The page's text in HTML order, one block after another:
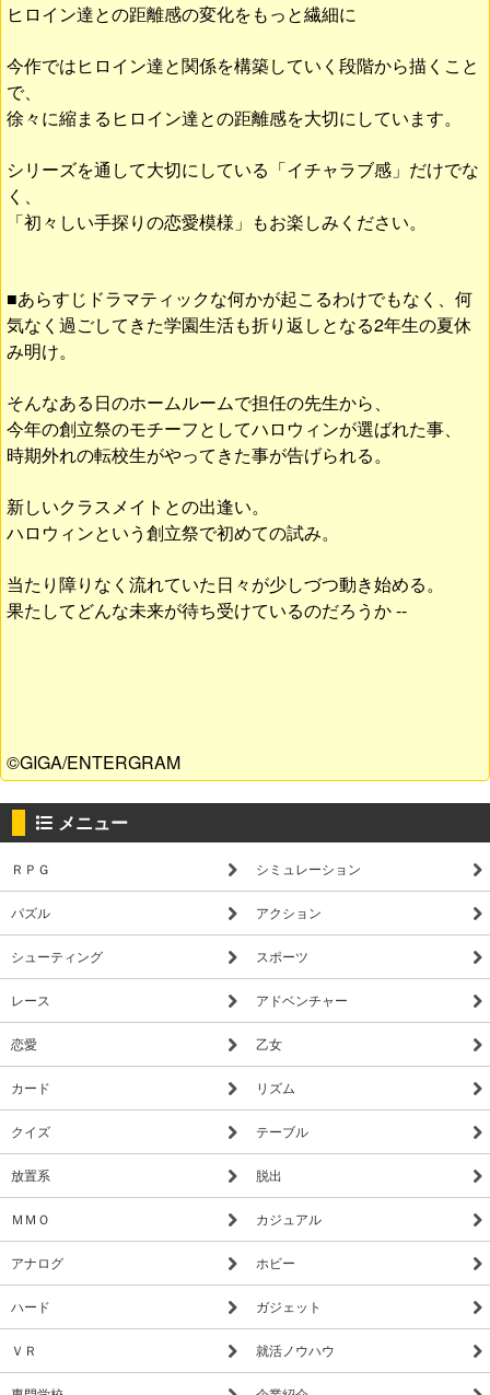
ヒロイン達との距離感の変化をもっと繊細に
今作ではヒロイン達と関係を構築していく段階から描くこと
で、
徐々に縮まるヒロイン達との距離感を大切にしています。
シリーズを通して大切にしている「イチャラブ感」だけでな
く、
「初々しい手探りの恋愛模様」もお楽しみください。
■あらすじドラマティックな何かが起こるわけでもなく、何
気なく過ごしてきた学園生活も折り返しとなる2年生の夏休
み明け。
そんなある日のホームルームで担任の先生から、
今年の創立祭のモチーフとしてハロウィンが選ばれた事、
時期外れの転校生がやってきた事が告げられる。
新しいクラスメイトとの出逢い。
ハロウィンという創立祭で初めての試み。
当たり障りなく流れていた日々が少しづつ動き始める。
果たしてどんな未来が待ち受けているのだろうか --
©GIGA/ENTERGRAM
メニュー
ＲＰＧ シミュレーション
パズル アクション
シューティング スポーツ
レース アドベンチャー
恋愛 乙女
カード リズム
クイズ テーブル
放置系 脱出
ＭＭＯ カジュアル
アナログ ホビー
ハード ガジェット
ＶＲ 就活ノウハウ